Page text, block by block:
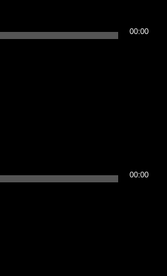
00:00
00:00